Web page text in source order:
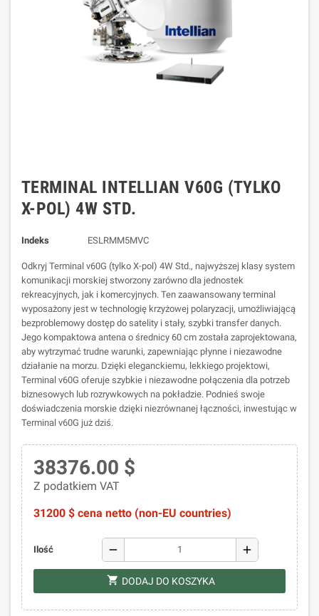
TERMINAL INTELLIAN V60G (TYLKO
X-POL) 4W STD.
Indeks ESLRMM5MVC
Odkryj Terminal v60G (tylko X-pol) 4W Std., najwyższej klasy system
komunikacji morskiej stworzony zarówno dla jednostek
rekreacyjnych, jak i komercyjnych. Ten zaawansowany terminal
wyposażony jest w technologię krzyżowej polaryzacji, umożliwiającą
bezproblemowy dostęp do satelity i stały, szybki transfer danych.
Jego kompaktowa antena o średnicy 60 cm została zaprojektowana,
aby wytrzymać trudne warunki, zapewniając płynne i niezawodne
działanie na morzu. Dzięki eleganckiemu, lekkiego projektowi,
Terminal v60G oferuje szybkie i niezawodne połączenia dla potrzeb
biznesowych lub rozrywkowych na pokładzie. Podnieś swoje
doświadczenia morskie dzięki niezrównanej łączności, inwestując w
Terminal v60G już dziś.
38376.00 $
Z podatkiem VAT
31200 $ cena netto (non-EU countries)
Ilość remove add
shopping_cart DODAJ DO KOSZYKA